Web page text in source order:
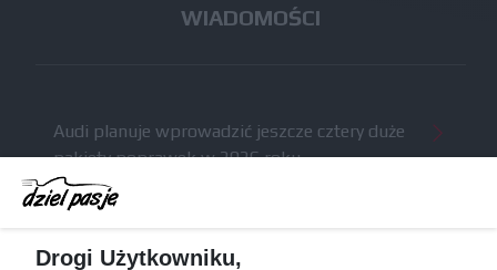
WIADOMOŚCI
Audi planuje wprowadzić jeszcze cztery duże
pakiety poprawek w 2026 roku
Gasly dołączył do krytyki obecnych
McCullough opuści Astona Martina z końcem
Drogi Użytkowniku,